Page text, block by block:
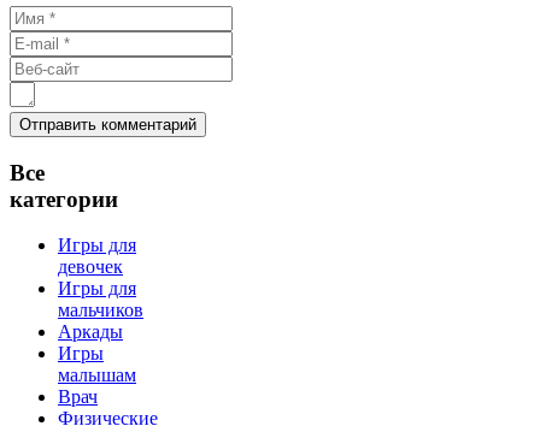
Все
категории
Игры для
девочек
Игры для
мальчиков
Аркады
Игры
малышам
Врач
Физические